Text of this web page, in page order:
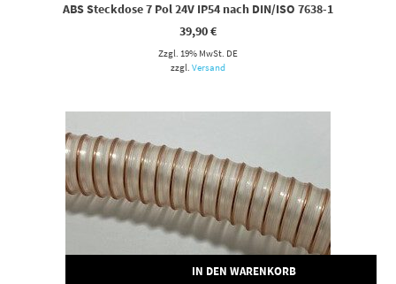
ABS Steckdose 7 Pol 24V IP54 nach DIN/ISO 7638-1
39,90€
Zzgl. 19% MwSt. DE
zzgl. Versand
IN DEN WARENKORB